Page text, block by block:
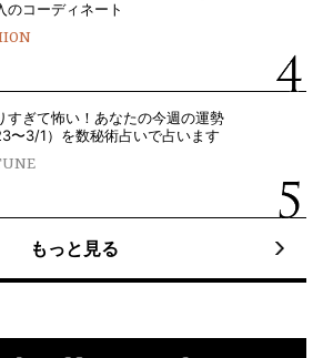
のコーディネート
すぎて怖い！あなたの今週の運勢
〜3/1）を数秘術占いで占います
もっと見る